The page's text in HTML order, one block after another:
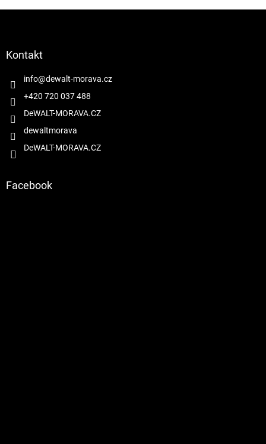
Kontakt
info@dewalt-morava.cz
+420 720 037 488
DeWALT-MORAVA.CZ
dewaltmorava
DeWALT-MORAVA.CZ
Facebook